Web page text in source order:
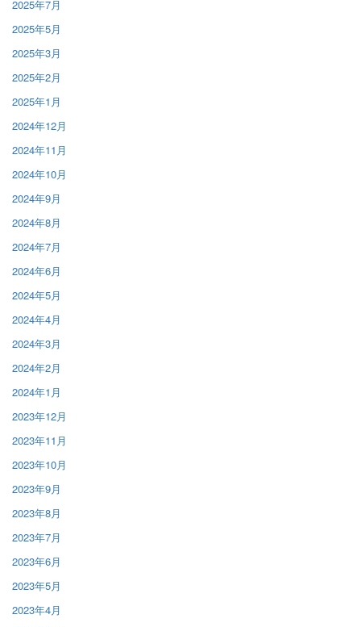
2025年7月
2025年5月
2025年3月
2025年2月
2025年1月
2024年12月
2024年11月
2024年10月
2024年9月
2024年8月
2024年7月
2024年6月
2024年5月
2024年4月
2024年3月
2024年2月
2024年1月
2023年12月
2023年11月
2023年10月
2023年9月
2023年8月
2023年7月
2023年6月
2023年5月
2023年4月